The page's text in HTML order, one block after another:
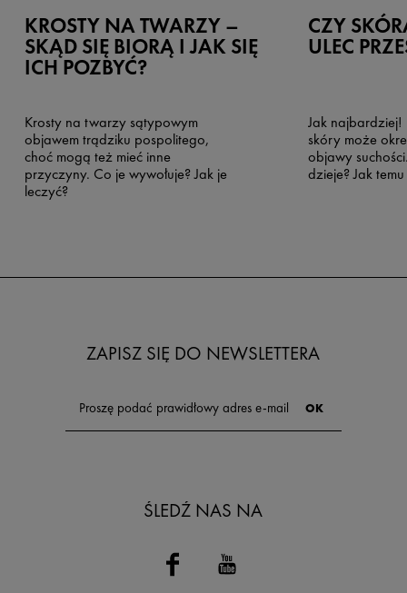
KROSTY NA TWARZY –
SKĄD SIĘ BIORĄ I JAK SIĘ
ICH POZBYĆ?
Krosty na twarzy sątypowym
objawem trądziku pospolitego,
choć mogą też mieć inne
przyczyny. Co je wywołuje? Jak je
leczyć?
CZY
ULEC
Jak
skóry może
objawy
dzieje? Jak
ZAPISZ SIĘ DO NEWSLETTERA
ŚLEDŹ NAS NA